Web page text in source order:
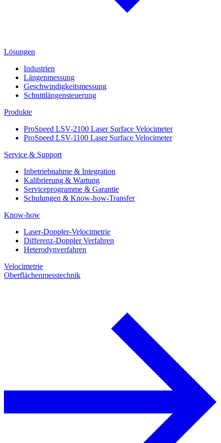
Lösungen
Industrien
Längenmessung
Geschwindigkeitsmessung
Schnittlängensteuerung
Produkte
ProSpeed LSV-2100 Laser Surface Velocimeter
ProSpeed LSV-1100 Laser Surface Velocimeter
Service & Support
Inbetriebnahme & Integration
Kalibrierung & Wartung
Serviceprogramme & Garantie
Schulungen & Know-how-Transfer
Know-how
Laser-Doppler-Velocimetrie
Differenz-Doppler Verfahren
Heterodynverfahren
Velocimetrie
Oberflächenmesstechnik